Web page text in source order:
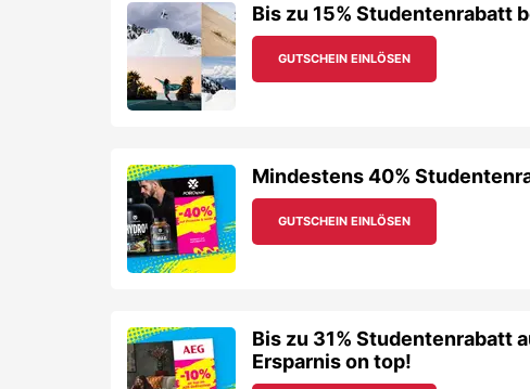
Bis zu 15% Studentenrabatt
GUTSCHEIN EINLÖSEN
Mindestens 40%
GUTSCHEIN EINLÖSEN
Bis zu 31% Studentenrabatt
Ersparnis on top!